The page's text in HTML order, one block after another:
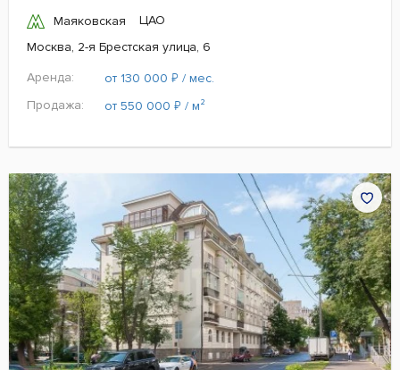
Маяковская
ЦАО
Москва, 2-я Брестская улица, 6
Аренда:
от 130 000 ₽ / мес.
Продажа:
от 550 000 ₽ / м²